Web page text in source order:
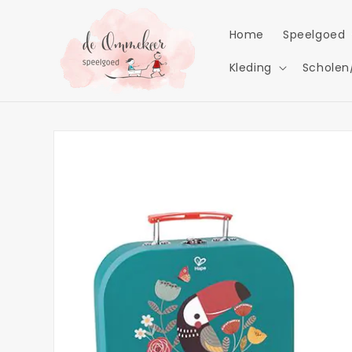
Home Speelgoed
Kleding